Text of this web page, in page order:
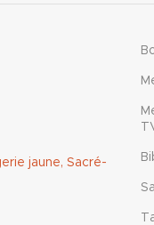
jaune, Sacré-